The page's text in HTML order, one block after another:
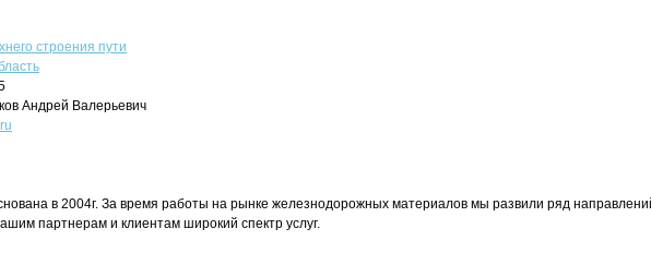
строения пути
Андрей Валерьевич
в 2004г. За время работы на рынке железнодорожных материалов мы развили ряд
партнерам и клиентам широкий спектр услуг.